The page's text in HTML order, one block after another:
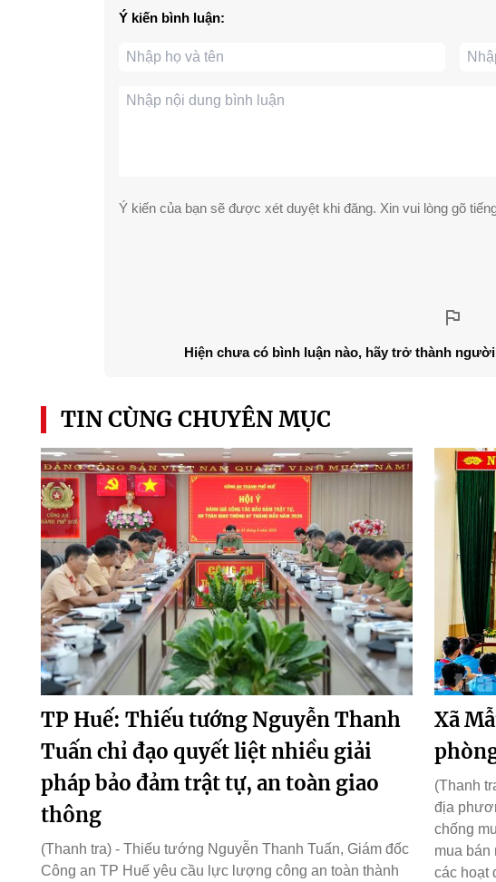
Ý kiến bình luận:
Ý kiến của bạn sẽ được xét duyệt khi đăng. Xin vui lòng gõ
Hiện chưa có bình luận nào, hãy trở thành
TIN CÙNG CHUYÊN MỤC
TP Huế: Thiếu tướng Nguyễn Thanh
Tuấn chỉ đạo quyết liệt nhiều giải
pháp bảo đảm trật tự, an toàn giao
thông
(Thanh tra) - Thiếu tướng Nguyễn Thanh Tuấn, Giám đốc
Công an TP Huế yêu cầu lực lượng công an toàn thành
Xã
(Thanh
địa
chống
mua
các hoạt